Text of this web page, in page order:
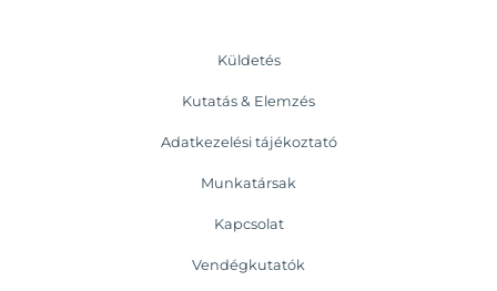
Küldetés
Kutatás & Elemzés
Adatkezelési tájékoztató
Munkatársak
Kapcsolat
Vendégkutatók